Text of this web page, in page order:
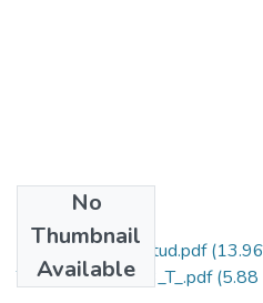
No
Thumbnail
Available
Grado de Similitud.pdf
T036_75953683_T_.pdf(5.88